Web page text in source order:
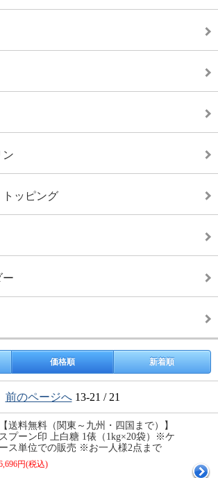
ン
ッピング
ー
価格順 新着順
前のページへ13-21 / 21
【送料無料（関東～九州・四国まで）】
スプーン印 上白糖 1俵（1kg×20袋）※ケ
ース単位での販売 ※お一人様2点まで
円(税込)